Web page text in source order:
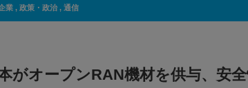
業 , 政策・政治, 通信
がオープンRAN機材を供与、安